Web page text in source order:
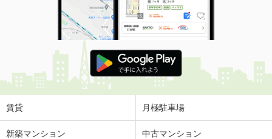
賃貸 月極駐車場
新築マンション 中古マンション